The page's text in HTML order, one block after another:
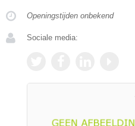
Openingstijden onbekend
Sociale media: